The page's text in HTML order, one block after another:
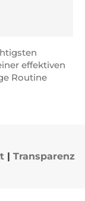
effektiven
Routine
| Transparenz